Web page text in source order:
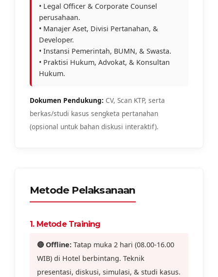
• Legal Officer & Corporate Counsel
perusahaan.
• Manajer Aset, Divisi Pertanahan, &
Developer.
• Instansi Pemerintah, BUMN, & Swasta.
• Praktisi Hukum, Advokat, & Konsultan
Hukum.
Dokumen Pendukung: CV, Scan KTP, serta
berkas/studi kasus sengketa pertanahan
(opsional untuk bahan diskusi interaktif).
Metode Pelaksanaan
1. Metode Training
🔴 Offline: Tatap muka 2 hari (08.00-16.00
WIB) di Hotel berbintang. Teknik
presentasi, diskusi, simulasi, & studi kasus.